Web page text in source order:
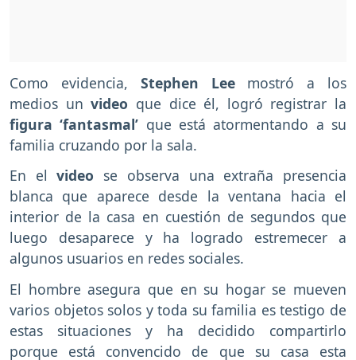
Como evidencia, Stephen Leemostró a los
medios unvideo que dice él, logró registrar la
figura ‘fantasmal’ que está atormentando a su
familia cruzando por la sala.
En elvideo se observa una extraña presencia
blanca que aparece desde la ventana hacia el
interior de la casa en cuestión de segundos que
luego desaparece y ha logrado estremecer a
algunos usuarios en redes sociales.
El hombre asegura que en su hogar se mueven
varios objetos solos y toda su familia es testigo de
estas situaciones y ha decidido compartirlo
porque está convencido de que su casa esta